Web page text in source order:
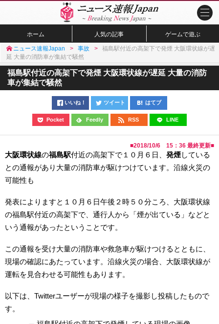
ホーム 人気の記事 ゲームで遊ぶ
ニュース速報Japan 事故
福島駅付近の高架下で発煙 大阪環状線が遅
延 大量の消防車が集結で騒然
福島駅付近の高架下で発煙 大阪環状線が遅延 大量の消防
車が集結で騒然
いいね！ ツイート はてブ
Pocket Feedly RSS LINE
■2018/10/6 15：36 最終更新■
大阪環状線の福島駅付近の高架下で１０月６日、 発煙している
との通報があり大量の消防車が駆けつけています。沿線火災の
可能性も
発表によりますと１０月６日午後２時５０分ころ、大阪環状線
の福島駅付近の高架下で、通行人から「煙が出ている」などと
いう通報があったということです。
この通報を受け大量の消防車や救急車が駆けつけるとともに、
現場の確認にあたっています。沿線火災の場合、大阪環状線が
運転を見合わせる可能性もあります。
以下は、Twitterユーザーが現場の様子を撮影し投稿したもので
す。